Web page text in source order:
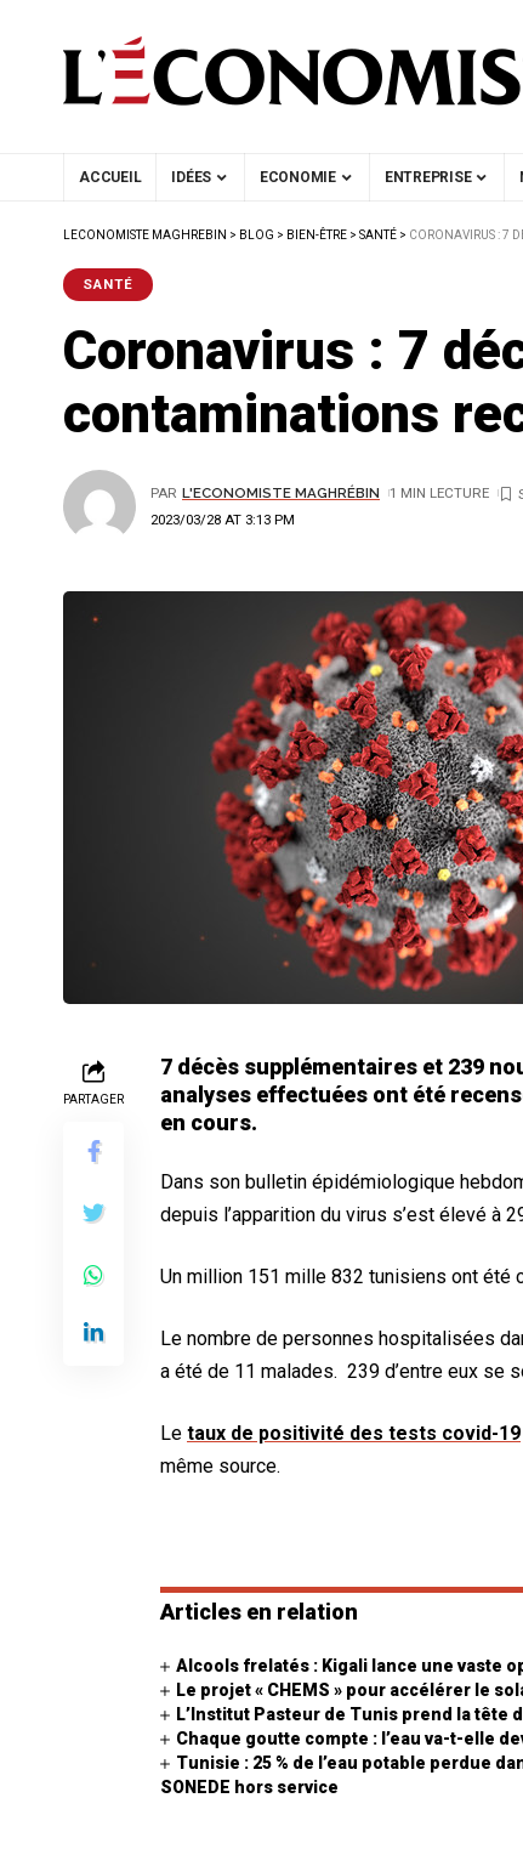
ACCUEIL IDÉES ECONOMIE ENTREPRISE
LECONOMISTE MAGHREBIN > BLOG > BIEN-ÊTRE > SANTÉ > CORONAVIRUS : 7
SANTÉ
Coronavirus : 7
contaminations
2023/03/28 AT 3:13 PM
PAR L'ECONOMISTE MAGHRÉBIN 1 MIN LECTURE
PARTAGER
7 décès supplémentaires et 239
analyses effectuées ont été
en cours.
Dans son bulletin épidémiologique
depuis l’apparition du virus s’est élevé à
Un million 151 mille 832 tunisiens ont été
Le nombre de personnes hospitalisées
a été de 11 malades. 239 d’entre eux se
Le taux de positivité des tests covid-19
même source.
Articles en relation
Alcools frelatés : Kigali lance une vaste
Le projet « CHEMS » pour accélérer le
L’Institut Pasteur de Tunis prend la tête
Chaque goutte compte : l’eau va-t-elle
Tunisie : 25 % de l’eau potable perdue
SONEDE hors service